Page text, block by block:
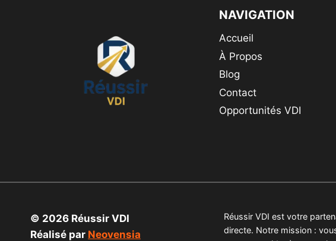
NAVIGATION
Accueil
À Propos
Blog
Contact
Opportunités VDI
© 2026 Réussir VDI
Réalisé par Neovensia
Réussir VDI est votre
directe. Notre mission :